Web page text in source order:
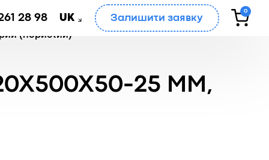
28 98 UK Залишити заявку
0
(пористий)
25 ММ,